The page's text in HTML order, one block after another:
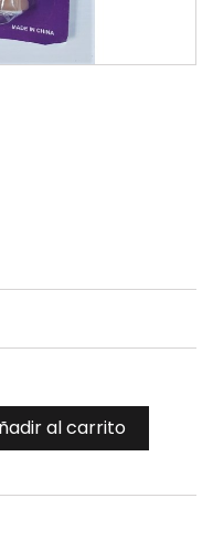
al carrito